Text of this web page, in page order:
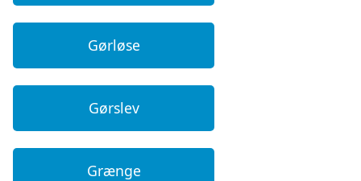
Gørløse
Gørslev
Grænge